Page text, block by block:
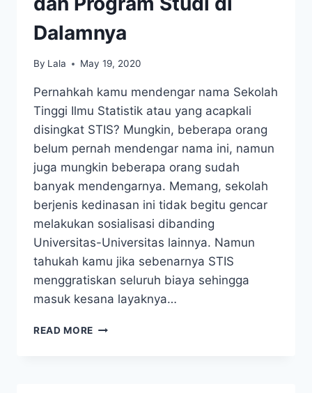
Dalamnya
By Lala May 19, 2020
Pernahkah kamu mendengar nama Sekolah
Tinggi Ilmu Statistik atau yang acapkali
disingkat STIS? Mungkin, beberapa orang
belum pernah mendengar nama ini, namun
juga mungkin beberapa orang sudah
banyak mendengarnya. Memang, sekolah
berjenis kedinasan ini tidak begitu gencar
melakukan sosialisasi dibanding
Universitas-Universitas lainnya. Namun
tahukah kamu jika sebenarnya STIS
menggratiskan seluruh biaya sehingga
masuk kesana layaknya…
READ MORE MENGENAL